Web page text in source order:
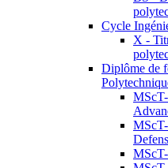
Cycle
X -
Diplôme de